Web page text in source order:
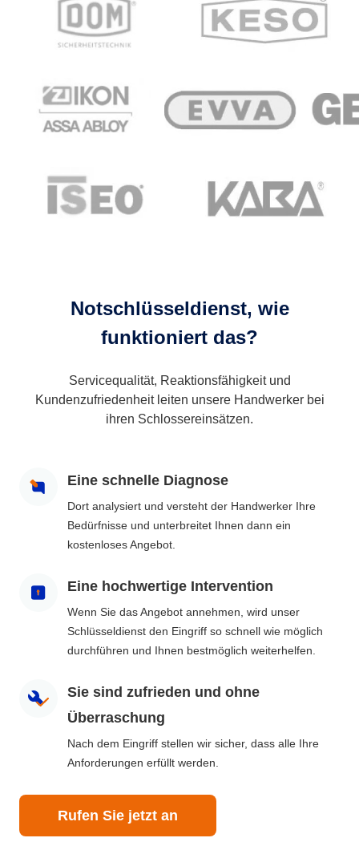
Notschlüsseldienst, wie
funktioniert das?
Servicequalität, Reaktionsfähigkeit und
Kundenzufriedenheit leiten unsere Handwerker bei
ihren Schlossereinsätzen.
Eine schnelle Diagnose
Dort analysiert und versteht der Handwerker Ihre
Bedürfnisse und unterbreitet Ihnen dann ein
kostenloses Angebot.
Eine hochwertige Intervention
Wenn Sie das Angebot annehmen, wird unser
Schlüsseldienst den Eingriff so schnell wie möglich
durchführen und Ihnen bestmöglich weiterhelfen.
Sie sind zufrieden und ohne
Überraschung
Nach dem Eingriff stellen wir sicher, dass alle Ihre
Anforderungen erfüllt werden.
Rufen Sie jetzt an